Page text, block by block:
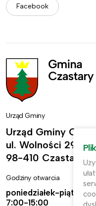
Facebook
Urząd Gminy
Urząd Gminy
ul. Wolności 29,
98-410 Czastary
Godziny otwarcia
poniedziałek-piątek:
7:00-15:00